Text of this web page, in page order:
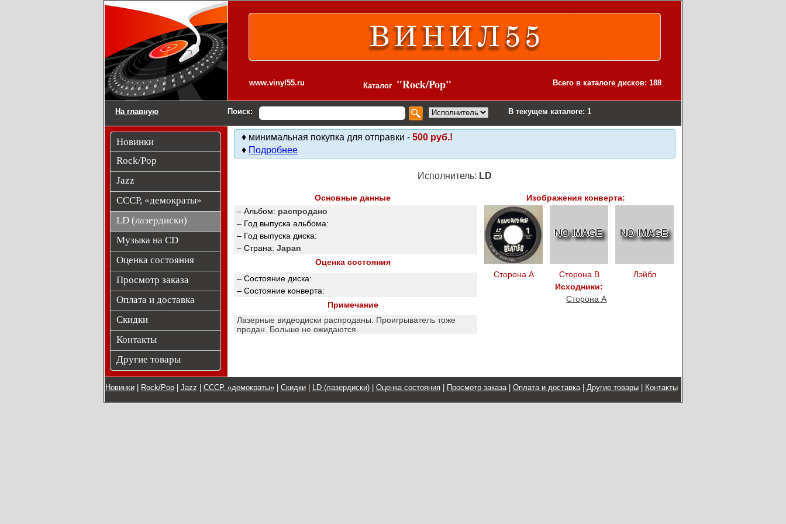
www.vinyl55.ru Каталог "Rock/Pop" Всего в каталоге дисков: 188
На главную Поиск: В текущем каталоге: 1
Новинки
Rock/Pop
Jazz
СССР, «демократы»
LD (лазердиски)
Музыка на CD
Оценка состояния
Просмотр заказа
Оплата и доставка
Скидки
Контакты
Другие товары
♦ минимальная покупка для отправки - 500 руб.!
♦ Подробнее
Исполнитель: LD
Основные данные
– Альбом: распродано
– Год выпуска альбома:
– Год выпуска диска:
– Страна: Japan
Оценка состояния
– Состояние диска:
– Состояние конверта:
Примечание
Лазерные видеодиски распроданы. Проигрыватель тоже
продан. Больше не ожидаются.
Изображения конверта:
Сторона А Сторона B
Лэйбл
Исходники:
Сторона A
Новинки| Rock/Pop| Jazz СССР, «демократы»| Скидки| LD (лазердиски)| Оценка состояния| Просмотр заказа| Оплата и доставка| Другие товары|
Контакты
Copyright © 2015